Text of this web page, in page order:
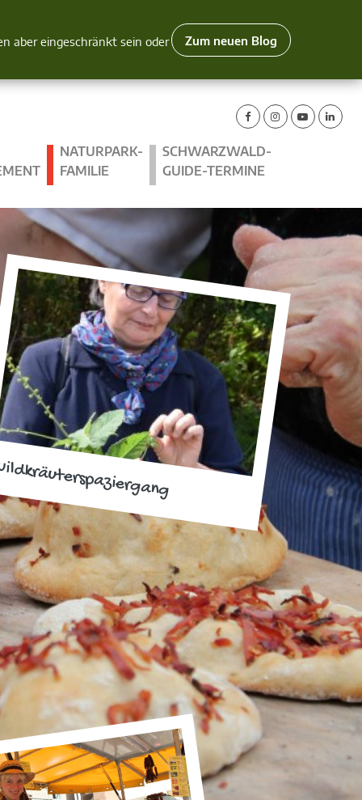
aber eingeschränkt sein oder Zum neuen Blog
NATURPARK-
FAMILIE
SCHWARZWALD-
GUIDE-TERMINE